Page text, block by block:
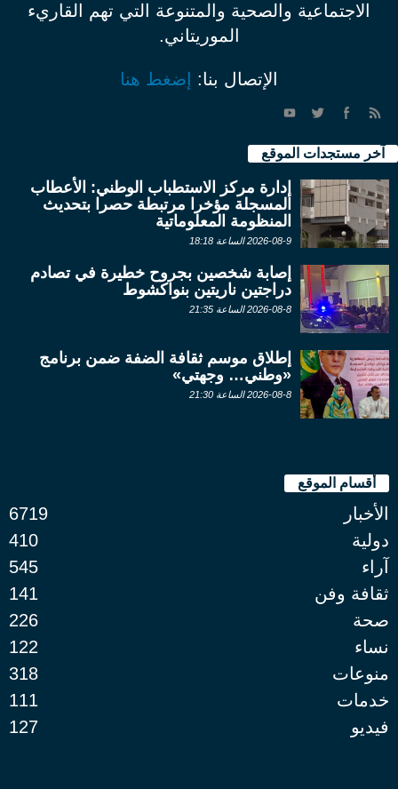
الاجتماعية والصحية والمتنوعة التي تهم القاريء
الموريتاني.
الإتصال بنا: إضغط هنا
آخر مستجدات الموقع
إدارة مركز الاستطباب الوطني: الأعطاب
المسجلة مؤخرا مرتبطة حصرا بتحديث
المنظومة المعلوماتية
2026-08-9 الساعة 18:18
إصابة شخصين بجروح خطيرة في تصادم
دراجتين ناريتين بنواكشوط
2026-08-8 الساعة 21:35
إطلاق موسم ثقافة الضفة ضمن برنامج
«وطني… وجهتي»
2026-08-8 الساعة 21:30
أقسام الموقع
الأخبار
6719
دولية
410
آراء
545
ثقافة وفن
141
صحة
226
نساء
122
منوعات
318
خدمات
111
فيديو
127